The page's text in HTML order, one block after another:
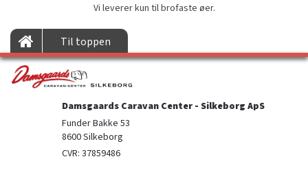
Vi leverer kun til brofaste øer.
Til toppen
Damsgaards Caravan Center - Silkeborg ApS
Funder Bakke 53
8600 Silkeborg
CVR: 37859486